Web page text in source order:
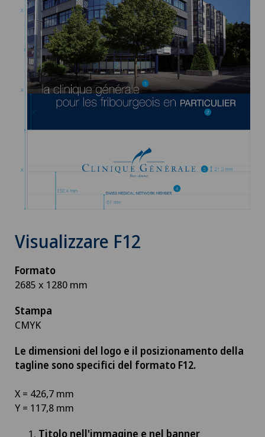
Visualizzare F12
Formato
2685 x 1280 mm
Stampa
CMYK
Le dimensioni del logo e il posizionamento della
tagline sono specifici del formato F12.
X = 426,7 mm
Y = 117,8 mm
Titolo nell'immagine e nel banner